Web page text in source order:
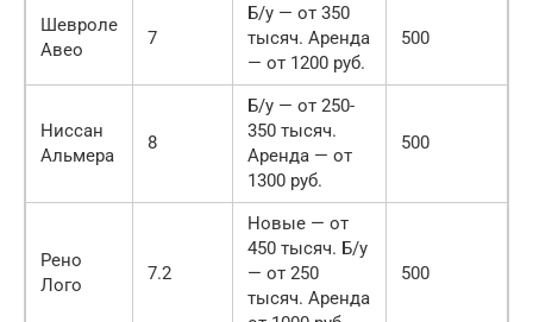
Шевроле
Авео
7
Б/у — от 350
тысяч. Аренда
— от 1200 руб.
500
Ниссан
Альмера
8
Б/у — от 250-
350 тысяч.
Аренда — от
1300 руб.
500
Рено
Лого
7.2
Новые — от
450 тысяч. Б/у
— от 250
тысяч. Аренда
500